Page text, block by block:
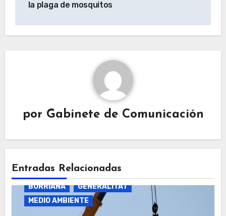
la plaga de mosquitos
por Gabinete de Comunicación
Entradas Relacionadas
BURRIANA
GENERALITAT
MEDIO AMBIENTE